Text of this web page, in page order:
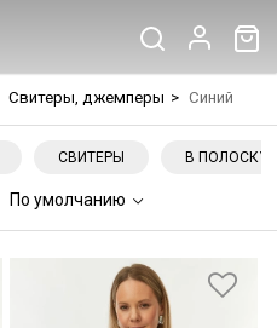
Свитеры, джемперы > Синий
СВИТЕРЫ В ПОЛОСКУ
По умолчанию